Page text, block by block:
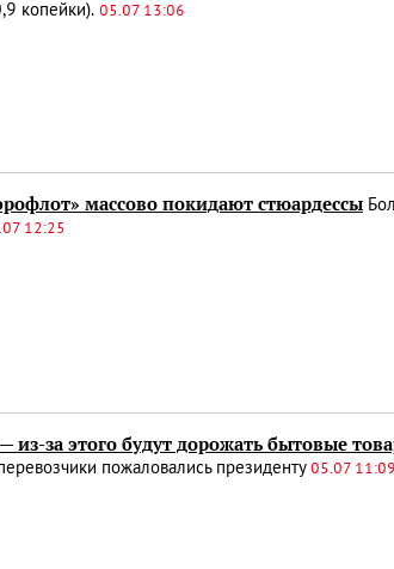
копейки). 05.07 13:06
массово покидают стюардессы
12:25
из-за этого будут дорожать бытовые
пожаловались президенту 05.07 11:09